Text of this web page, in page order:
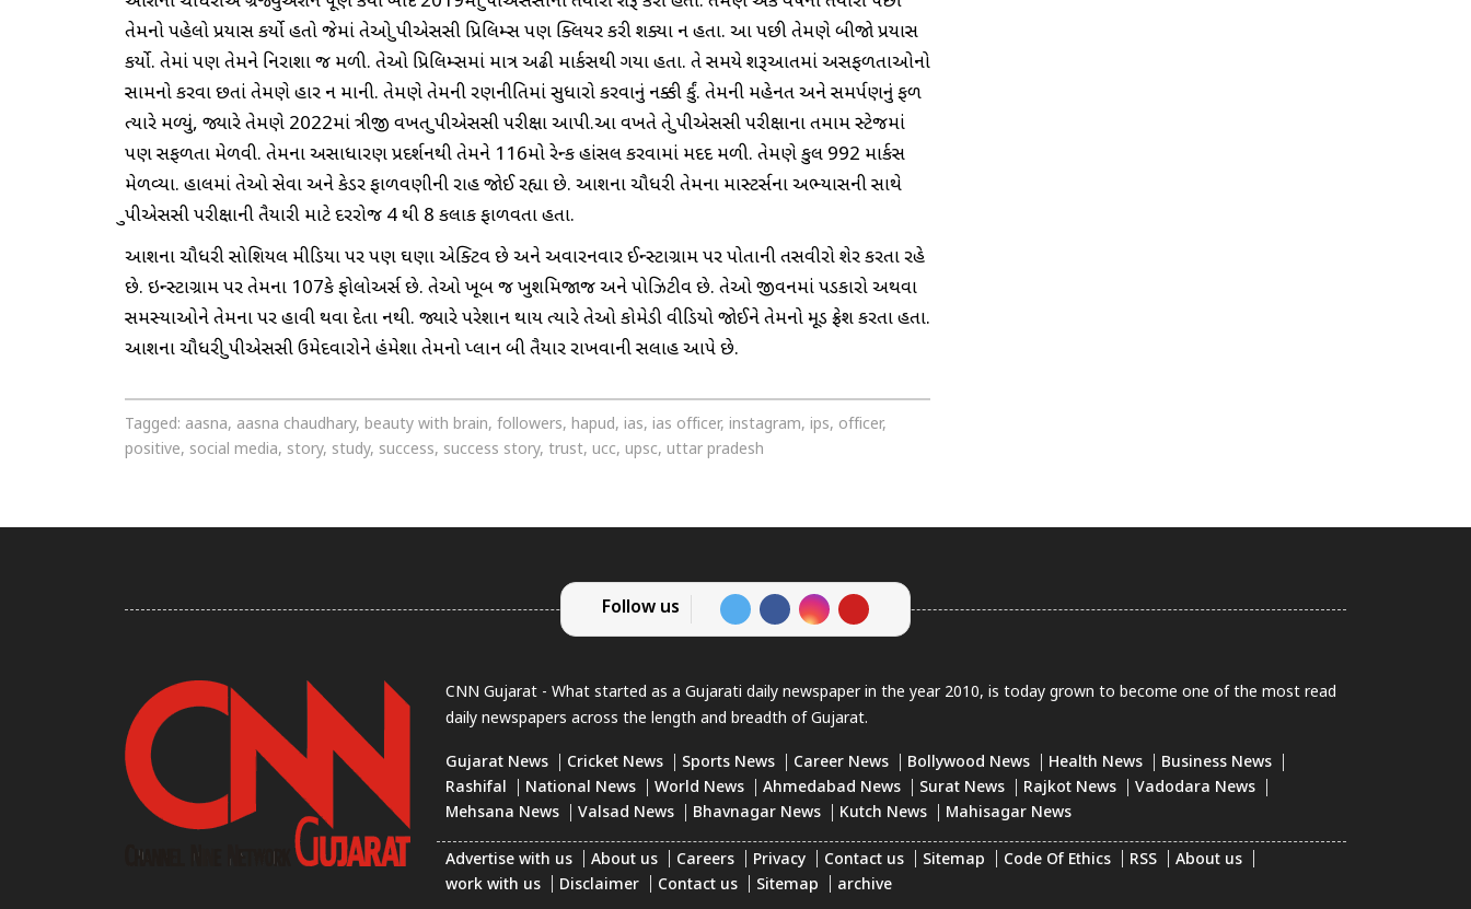
તેમનો પહેલો પ્રયાસ કર્યો હતો જેમાં તેઓ યુપીએસસી પ્રિલિમ્સ પણ ક્લિયર કરી શક્યા ન હતા. આ પછી તેમણે બીજો પ્રયાસ
કર્યો. તેમાં પણ તેમને નિરાશા જ મળી. તેઓ પ્રિલિમ્સમાં માત્ર અઢી માર્કસથી ગયા હતા. તે સમયે શરૂઆતમાં અસફળતાઓનો
સામનો કરવા છતાં તેમણે હાર ન માની. તેમણે તેમની રણનીતિમાં સુધારો કરવાનું નક્કી કર્યું. તેમની મહેનત અને સમર્પણનું ફળ
ત્યારે મળ્યું, જ્યારે તેમણે 2022માં ત્રીજી વખત યુપીએસસી પરીક્ષા આપી.આ વખતે તે યુપીએસસી પરીક્ષાના તમામ સ્ટેજમાં
પણ સફળતા મેળવી. તેમના અસાધારણ પ્રદર્શનથી તેમને 116મો રેન્ક હાંસલ કરવામાં મદદ મળી. તેમણે કુલ 992 માર્કસ
મેળવ્યા. હાલમાં તેઓ સેવા અને કેડર ફાળવણીની રાહ જોઈ રહ્યા છે. આશના ચૌધરી તેમના માસ્ટર્સના અભ્યાસની સાથે
યુપીએસસી પરીક્ષાની તૈયારી માટે દરરોજ 4 થી 8 કલાક ફાળવતા હતા.
આશના ચૌધરી સોશિયલ મીડિયા પર પણ ઘણા એક્ટિવ છે અને અવારનવાર ઈન્સ્ટાગ્રામ પર પોતાની તસવીરો શેર કરતા રહે
છે. ઇન્સ્ટાગ્રામ પર તેમના 107કે ફોલોઅર્સ છે. તેઓ ખૂબ જ ખુશમિજાજ અને પોઝિટીવ છે. તેઓ જીવનમાં પડકારો અથવા
સમસ્યાઓને તેમના પર હાવી થવા દેતા નથી. જ્યારે પરેશાન થાય ત્યારે તેઓ કોમેડી વીડિયો જોઈને તેમનો મૂડ ફ્રેશ કરતા હતા.
આશના ચૌધરી યુપીએસસી ઉમેદવારોને હંમેશા તેમનો પ્લાન બી તૈયાર રાખવાની સલાહ આપે છે.
Tagged: aasna, aasna chaudhary, beauty with brain, followers, hapud, ias, ias officer, instagram, ips, officer,
positive, social media, story, study, success, success story, trust, ucc, upsc, uttar pradesh
Follow us
CNN Gujarat - What started as a Gujarati daily newspaper in the year 2010, is today grown to become one of the most read
daily newspapers across the length and breadth of Gujarat.
Gujarat News Cricket News Sports News Career News Bollywood News Health News
Business News
Rashifal
National News World News Ahmedabad News Surat News Rajkot News
Vadodara News
Mehsana News
Valsad News Bhavnagar News Kutch News Mahisagar News
Advertise with us About us Careers Privacy Contact us Sitemap Code Of Ethics RSS
About us
work with us
Disclaimer Contact us Sitemap archive